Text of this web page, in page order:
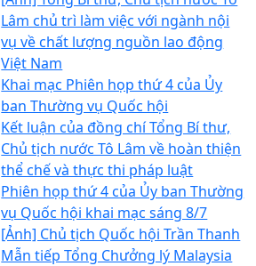
Lâm chủ trì làm việc với ngành nội
vụ về chất lượng nguồn lao động
Việt Nam
Khai mạc Phiên họp thứ 4 của Ủy
ban Thường vụ Quốc hội
Kết luận của đồng chí Tổng Bí thư,
Chủ tịch nước Tô Lâm về hoàn thiện
thể chế và thực thi pháp luật
Phiên họp thứ 4 của Ủy ban Thường
vụ Quốc hội khai mạc sáng 8/7
[Ảnh] Chủ tịch Quốc hội Trần Thanh
Mẫn tiếp Tổng Chưởng lý Malaysia